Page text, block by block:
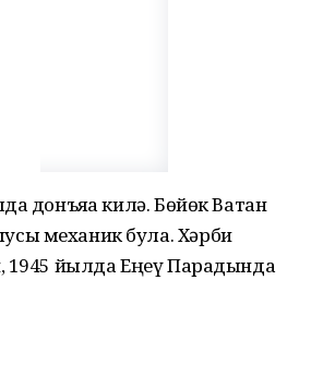
донъяға килә. Бөйөк Ватан
механик була. Хәрби
1945 йылда Еңеү Парадында